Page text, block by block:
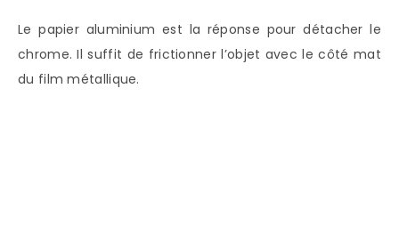
Le papier aluminium est la réponse pour détacher le
chrome. Il suffit de frictionner l’objet avec le côté mat
du film métallique.